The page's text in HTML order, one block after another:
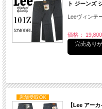
ト ジーンズ
Leeヴィンテ
価格：
完売あり
店舗受取OK
【Lee アー